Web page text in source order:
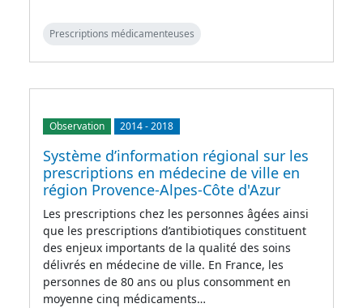
Prescriptions médicamenteuses
Observation 2014-2018
Système d’information régional sur les
prescriptions en médecine de ville en
région Provence-Alpes-Côte d'Azur
Les prescriptions chez les personnes âgées ainsi
que les prescriptions d’antibiotiques constituent
des enjeux importants de la qualité des soins
délivrés en médecine de ville. En France, les
personnes de 80 ans ou plus consomment en
moyenne cinq médicaments…